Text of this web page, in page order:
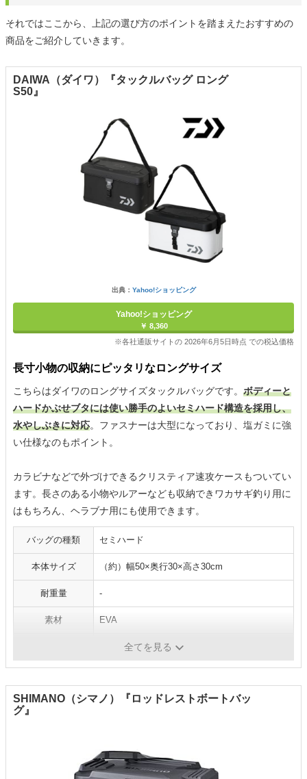
それではここから、上記の選び方のポイントを踏まえたおすすめの
商品をご紹介していきます。
DAIWA（ダイワ）『タックルバッグ ロング
S50』
出典： Yahoo!ショッピング
Yahoo!ショッピング
￥ 8,360
※各社通販サイトの 2026年6月5日時点 での税込価格
長寸小物の収納にピッタリなロングサイズ
こちらはダイワのロングサイズタックルバッグです。 ボディーと
ハードかぶせブタには使い勝手のよいセミハード構造を採用し、
水やしぶきに対応。ファスナーは大型になっており、塩ガミに強
い仕様なのもポイント。
カラビナなどで外づけできるクリスティア速攻ケースもついてい
ます。長さのある小物やルアーなども収納できワカサギ釣り用に
はもちろん、ヘラブナ用にも使用できます。
バッグの種類 セミハード
本体サイズ （約）幅50×奥行30×高さ30cm
耐重量 -
素材 EVA
かぶせブタ全てを見る
SHIMANO（シマノ）『ロッドレストボートバッ
グ』